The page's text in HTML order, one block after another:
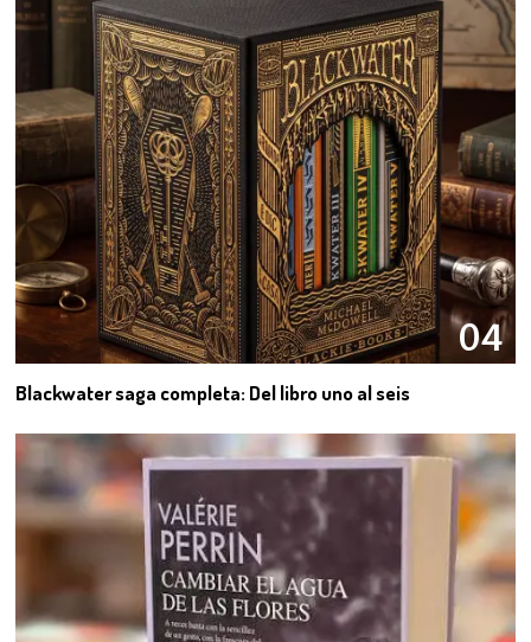
04
Blackwater saga completa: Del libro uno al seis